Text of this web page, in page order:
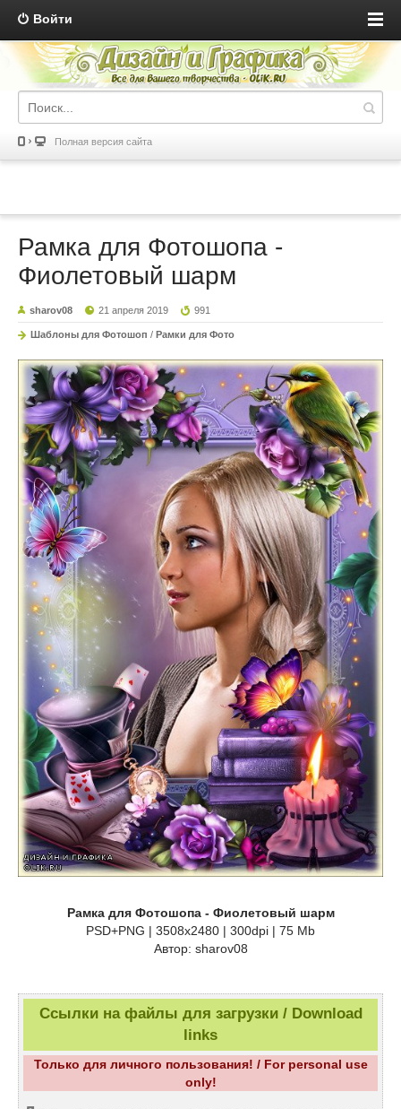
Войти
Полная версия сайта
Рамка для Фотошопа -
Фиолетовый шарм
sharov08 21 апреля 2019 991
Шаблоны для Фотошоп / Рамки для Фото
Рамка для Фотошопа - Фиолетовый шарм
PSD+PNG | 3508x2480 | 300dpi | 75 Mb
Автор: sharov08
Ссылки на файлы для загрузки / Download
links
Только для личного пользования! / For personal use
only!